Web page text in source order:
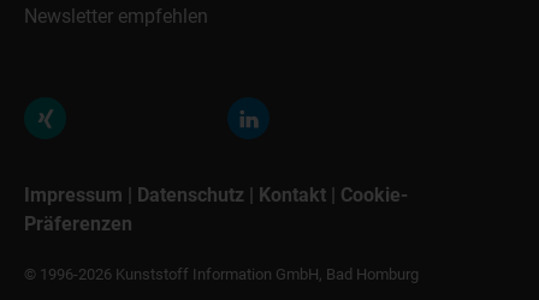
Newsletter empfehlen
Impressum | Datenschutz | Kontakt | Cookie-
Präferenzen
© 1996-2026 Kunststoff Information GmbH, Bad Homburg